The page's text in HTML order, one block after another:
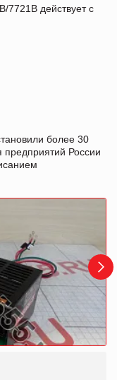
7721B действует с
более 30
предприятий России